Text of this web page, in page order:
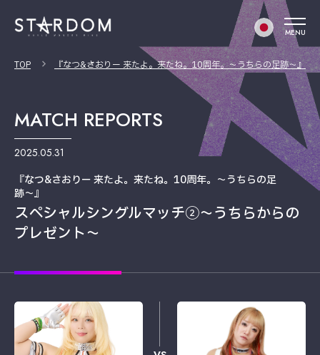
MENU
TOP 『なつ&さおりー 来たよ。来たね。10周年。〜うちらの足跡〜』
MATCH REPORTS
2025.05.31
『なつ&さおりー 来たよ。来たね。10周年。〜うちらの足
跡〜』
スペシャルシングルマッチ②〜うちらからの
プレゼント〜